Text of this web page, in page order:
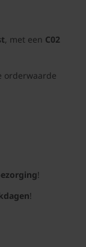
, met een C02
orderwaarde
!
!